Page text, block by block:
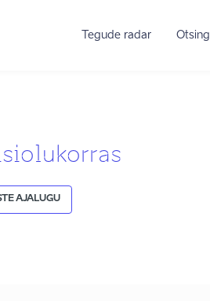
Tegude radar Otsing
AJALUGU